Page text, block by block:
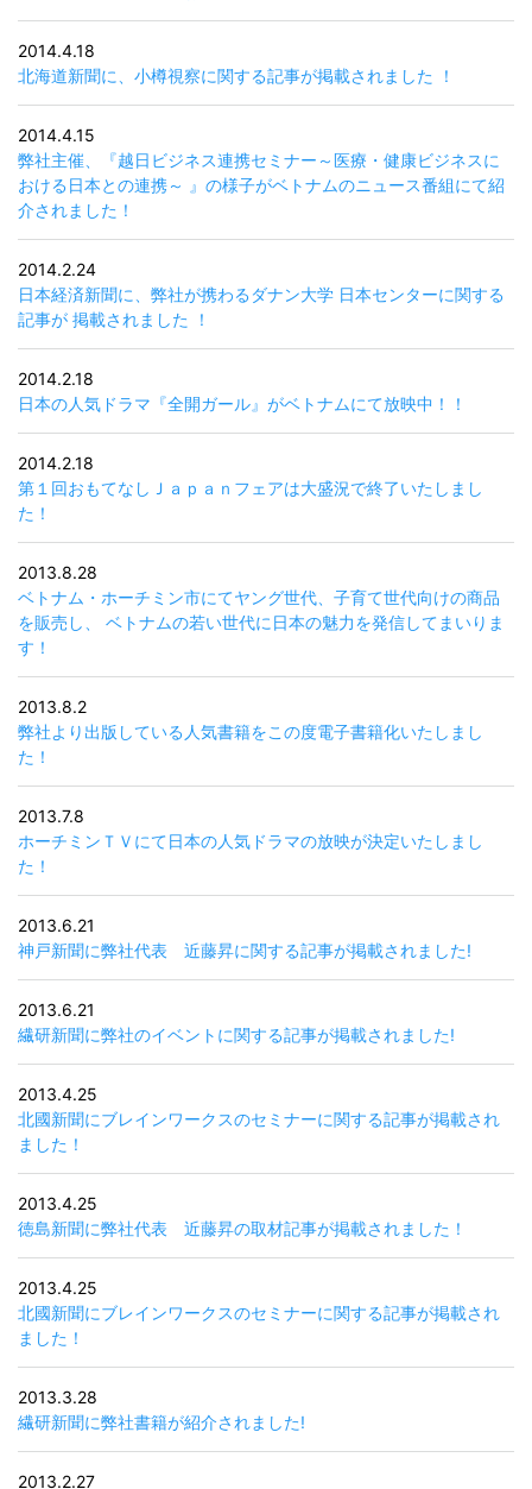
2014.4.18
北海道新聞に、小樽視察に関する記事が掲載されました ！
2014.4.15
弊社主催、『越日ビジネス連携セミナー～医療・健康ビジネスに
おける日本との連携～ 』の様子がベトナムのニュース番組にて紹
介されました！
2014.2.24
日本経済新聞に、弊社が携わるダナン大学 日本センターに関する
記事が 掲載されました ！
2014.2.18
日本の人気ドラマ『全開ガール』がベトナムにて放映中！！
2014.2.18
第１回おもてなしＪａｐａｎフェアは大盛況で終了いたしまし
た！
2013.8.28
ベトナム・ホーチミン市にてヤング世代、子育て世代向けの商品
を販売し、 ベトナムの若い世代に日本の魅力を発信してまいりま
す！
2013.8.2
弊社より出版している人気書籍をこの度電子書籍化いたしまし
た！
2013.7.8
ホーチミンＴＶにて日本の人気ドラマの放映が決定いたしまし
た！
2013.6.21
神戸新聞に弊社代表 近藤昇に関する記事が掲載されました!
2013.6.21
繊研新聞に弊社のイベントに関する記事が掲載されました!
2013.4.25
北國新聞にブレインワークスのセミナーに関する記事が掲載され
ました！
2013.4.25
徳島新聞に弊社代表 近藤昇の取材記事が掲載されました！
2013.4.25
北國新聞にブレインワークスのセミナーに関する記事が掲載され
ました！
2013.3.28
繊研新聞に弊社書籍が紹介されました!
2013.2.27